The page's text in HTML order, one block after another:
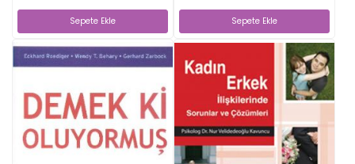
Sepete Ekle Sepete Ekle